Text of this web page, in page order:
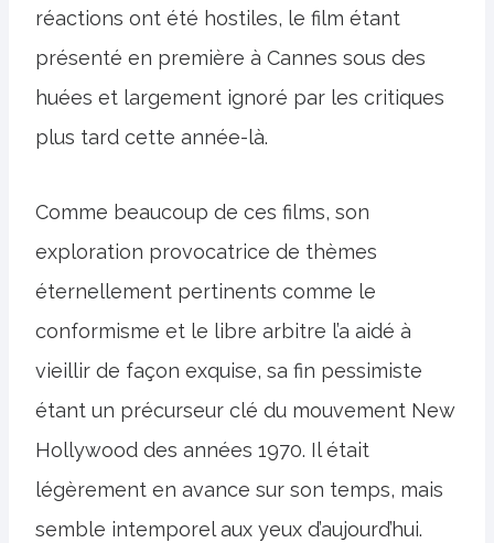
réactions ont été hostiles, le film étant
présenté en première à Cannes sous des
huées et largement ignoré par les critiques
plus tard cette année-là.
Comme beaucoup de ces films, son
exploration provocatrice de thèmes
éternellement pertinents comme le
conformisme et le libre arbitre l’a aidé à
vieillir de façon exquise, sa fin pessimiste
étant un précurseur clé du mouvement New
Hollywood des années 1970. Il était
légèrement en avance sur son temps, mais
semble intemporel aux yeux d’aujourd’hui.